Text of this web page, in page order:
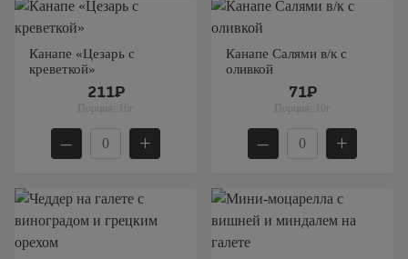
Канапе «Цезарь с
креветкой»
211₽
Порция: 16г
– +
Канапе Салями в/к с
оливкой
71₽
Порция: 10г
– +